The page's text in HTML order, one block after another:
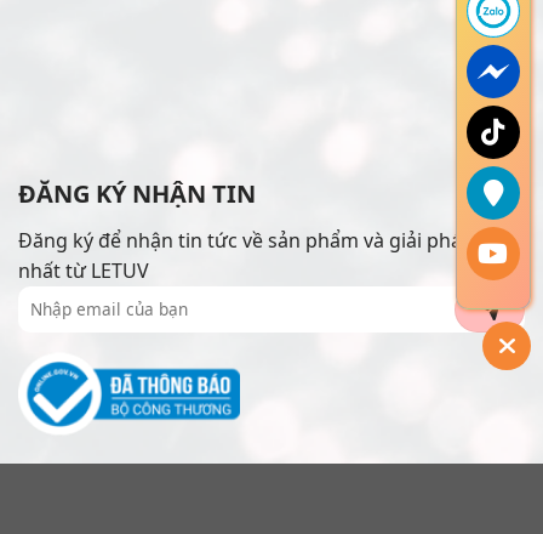
ĐĂNG KÝ NHẬN TIN
Đăng ký để nhận tin tức về sản phẩm và giải pháp mới
nhất từ LETUV